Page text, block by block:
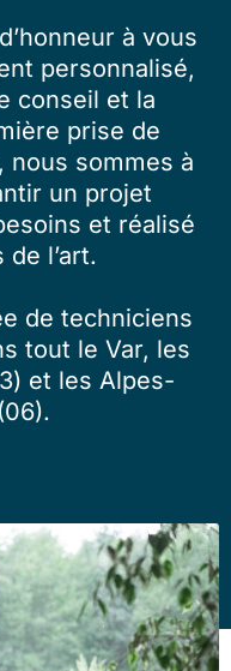
à vous
personnalisé,
conseil et la
prise de
nous sommes à
un projet
et réalisé
l’art.
de techniciens
tout le Var, les
et les Alpes-